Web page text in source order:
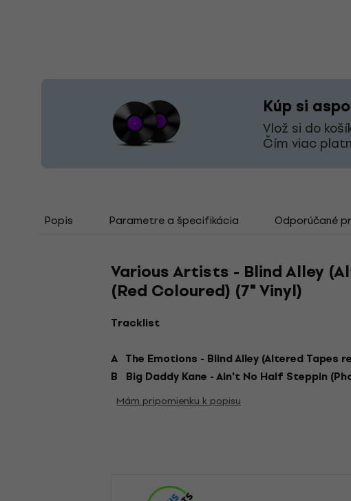
Kúp si
Vlož si do
Čím viac
Popis Parametre a špecifikácia Odporúčané
Various Artists - Blind Alley
(Red Coloured) (7" Vinyl)
Tracklist
A The Emotions - Blind Alley (Altered Tapes
B Big Daddy Kane - Ain't No Half Steppin
Mám pripomienku k popisu